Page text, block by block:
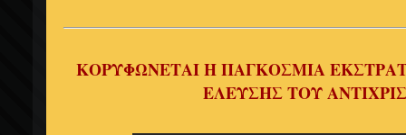
ΚΟΡΥΦΩΝΕΤΑΙ Η ΠΑΓΚΟΣΜΙΑ
ΕΛΕΥΣΗΣ ΤΟΥ